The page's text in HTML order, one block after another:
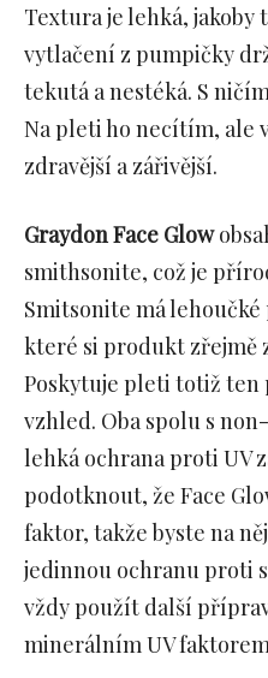
Textura je lehká, jakoby
vytlačení z pumpičky
tekutá a nestéká. S
Na pleti ho necítím, ale
zdravější a zářivější.
Graydon Face Glow
smithsonite, což je
Smitsonite má
které si produkt zřejmě
Poskytuje pleti totiž ten
vzhled. Oba spolu s
lehká ochrana proti UV
podotknout, že Face
faktor, takže byste na
jedinnou ochranu proti
vždy použít další
minerálním UV